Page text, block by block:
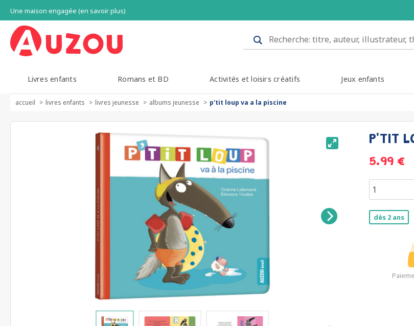
Une maison engagée (en savoir plus)
Livres enfants Romans et BD Activités et loisirs créatifs Jeux enfants
accueil livres enfants livres jeunesse albums jeunesse p'tit loup va a la piscine
P'TIT
5.99 €
dès 2 ans